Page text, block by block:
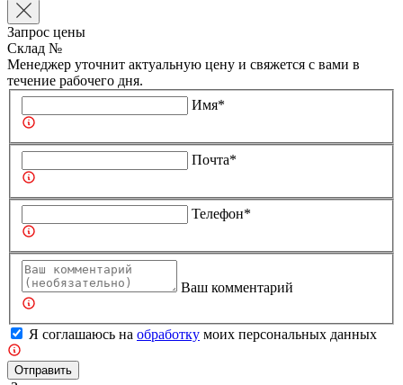
Запрос цены
Склад №
Менеджер уточнит актуальную цену и свяжется с вами в
течение рабочего дня.
Имя*
Почта*
Телефон*
Ваш комментарий
Я соглашаюсь на обработку моих персональных данных
Отправить